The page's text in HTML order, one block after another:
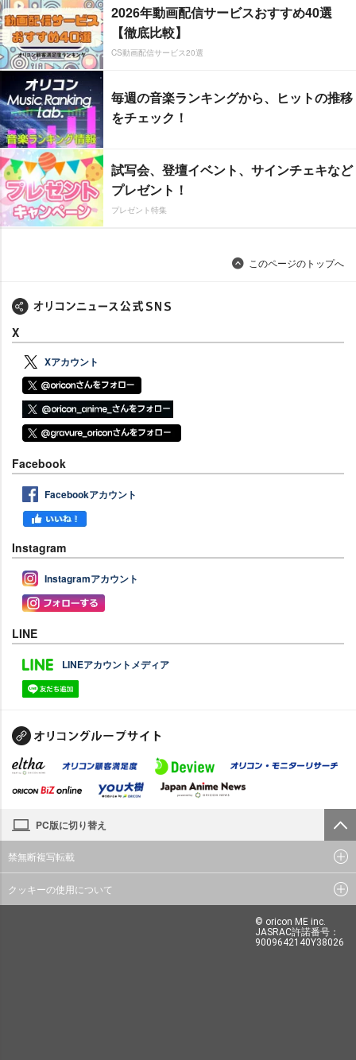
2026年動画配信サービスおすすめ40選
【徹底比較】
CS動画配信サービス20選
毎週の音楽ランキングから、ヒットの推移
をチェック！
試写会、登壇イベント、サインチェキなど
プレゼント！
プレゼント特集
このページのトップへ
X
Xアカウント
Facebook
Facebookアカウント
Instagram
Instagramアカウント
LINE
LINEアカウントメディア
PC版に切り替え
禁無断複写転載
クッキーの使用について
© oricon ME inc.
JASRAC許諾番号：
9009642140Y38026